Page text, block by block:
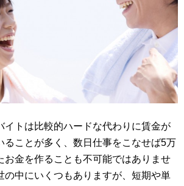
イトは比較的ハードな代わりに賃金が
ることが多く、数日仕事をこなせば5万
お金を作ることも不可能ではありませ
の中にいくつもありますが、短期や単